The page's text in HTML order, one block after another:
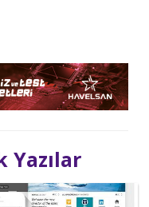
Yazılar